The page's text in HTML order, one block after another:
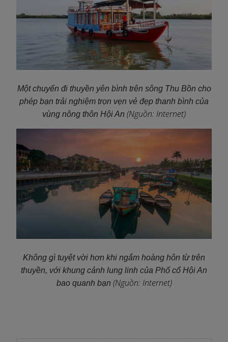
Một chuyến đi thuyền yên bình trên sông Thu Bồn cho
phép bạn trải nghiệm trọn vẹn vẻ đẹp thanh bình của
vùng nông thôn Hội An (Nguồn: Internet)
Không gì tuyệt vời hơn khi ngắm hoàng hôn từ trên
thuyền, với khung cảnh lung linh của Phố cổ Hội An
bao quanh bạn (Nguồn: Internet)